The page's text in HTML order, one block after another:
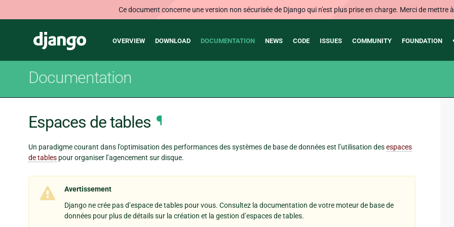
Ce document concerne une version non sécurisée de Django qui n'est plus prise en charge. Merci de mettre
Django
Main
OVERVIEW DOWNLOAD DOCUMENTATION NEWS CODE ISSUES COMMUNITY FOUNDATION
Documentation
Espaces de tables ¶
Un paradigme courant dans l’optimisation des performances des systèmes de base de données est l’utilisation desespaces
de tables pour organiser l’agencement sur disque.
Avertissement
Django ne crée pas d’espace de tables pour vous. Consultez la documentation de votre moteur de base de
données pour plus de détails sur la création et la gestion d’espaces de tables.